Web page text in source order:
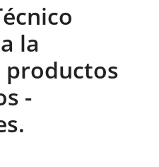
la
productos
-